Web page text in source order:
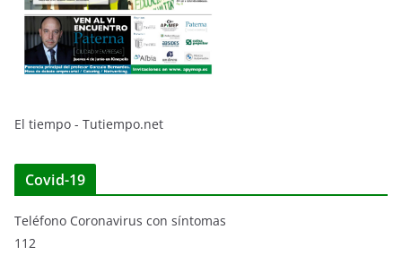
El tiempo - Tutiempo.net
Covid-19
Teléfono Coronavirus con síntomas
112